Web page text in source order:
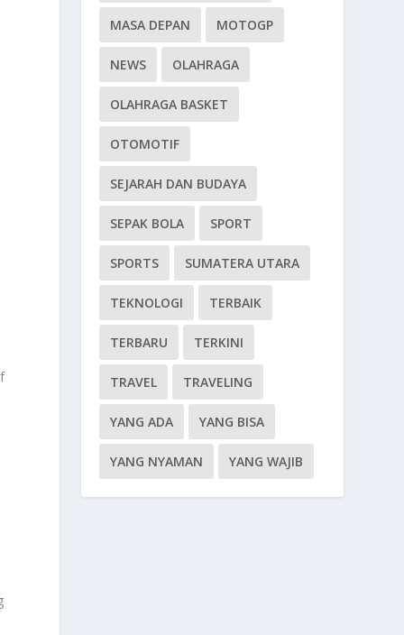
MASA DEPAN MOTOGP
NEWS OLAHRAGA
OLAHRAGA BASKET
OTOMOTIF
SEJARAH DAN BUDAYA
SEPAK BOLA SPORT
SPORTS SUMATERA UTARA
TEKNOLOGI TERBAIK
TERBARU TERKINI
TRAVEL TRAVELING
YANG ADA YANG BISA
YANG NYAMAN YANG WAJIB